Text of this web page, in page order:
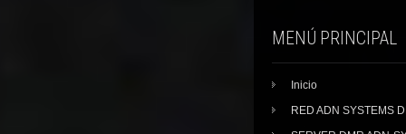
MENÚ PRINCIPAL
Inicio
RED ADN SYSTEMS